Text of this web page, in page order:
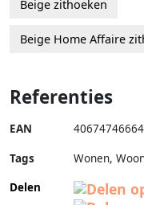
Beige zithoeken
Beige Home Affaire
Referenties
EAN
Tags
Wonen,
Delen